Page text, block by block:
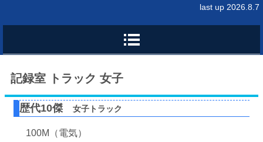
last up 2026.8.7
記録室 トラック 女子
歴代10傑 女子トラック
100M（電気）